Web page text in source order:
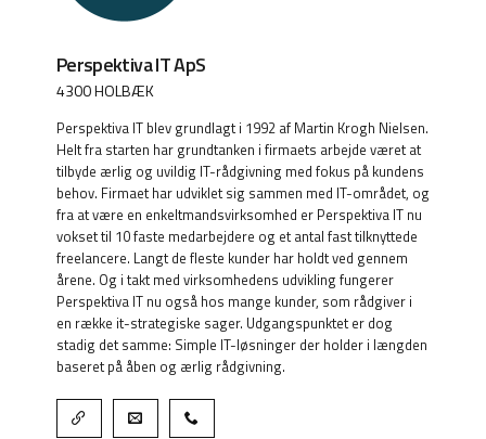
Perspektiva IT ApS
4300 HOLBÆK
Perspektiva IT blev grundlagt i 1992 af Martin Krogh Nielsen.
Helt fra starten har grundtanken i firmaets arbejde været at
tilbyde ærlig og uvildig IT-rådgivning med fokus på kundens
behov. Firmaet har udviklet sig sammen med IT-området, og
fra at være en enkeltmandsvirksomhed er Perspektiva IT nu
vokset til 10 faste medarbejdere og et antal fast tilknyttede
freelancere. Langt de fleste kunder har holdt ved gennem
årene. Og i takt med virksomhedens udvikling fungerer
Perspektiva IT nu også hos mange kunder, som rådgiver i
en række it-strategiske sager. Udgangspunktet er dog
stadig det samme: Simple IT-løsninger der holder i længden
baseret på åben og ærlig rådgivning.